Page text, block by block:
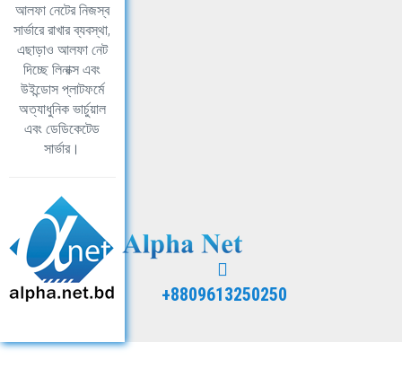
আলফা নেটের নিজস্ব
সার্ভারে রাখার ব্যবস্থা,
এছাড়াও আলফা নেট
দিচ্ছে লিনাক্স এবং
উইন্ডোস প্লাটফর্মে
অত্যাধুনিক ভার্চুয়াল
এবং ডেডিকেটেড
সার্ভার।
+8809613250250